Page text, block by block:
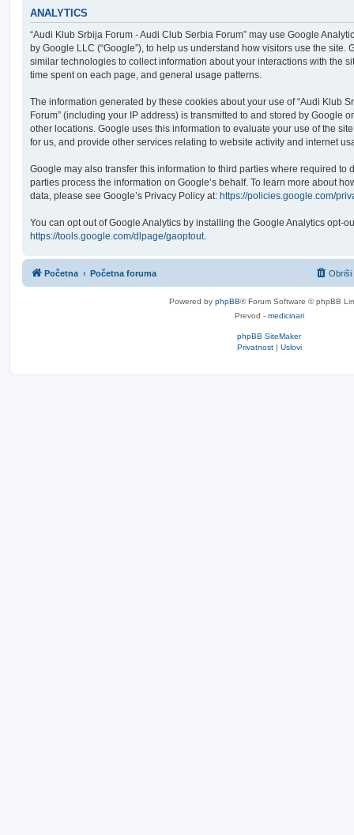
ANALYTICS
“Audi Klub Srbija Forum - Audi Club Serbia Forum” may use Google
by Google LLC (“Google”), to help us understand how visitors use the site.
similar technologies to collect information about your interactions with the
time spent on each page, and general usage patterns.
The information generated by these cookies about your use of “Audi Klub
Forum” (including your IP address) is transmitted to and stored by Google
other locations. Google uses this information to evaluate your use of the
for us, and provide other services relating to website activity and internet
Google may also transfer this information to third parties where required to
parties process the information on Google’s behalf. To learn more about
data, please see Google’s Privacy Policy at: https://policies.google.com/
You can opt out of Google Analytics by installing the Google Analytics opt-
https://tools.google.com/dlpage/gaoptout.
Početna Početna foruma Obriši
Powered by phpBB® Forum Software © phpBB
Prevod - medicinari
phpBB SiteMaker
Privatnost| Uslovi